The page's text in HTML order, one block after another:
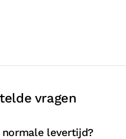
vragen
levertijd?